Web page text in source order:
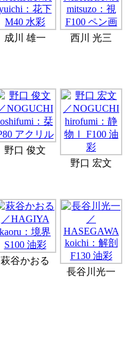
成川 雄一 西川 光三
野口 俊文
野口 宏文
萩谷かおる
長谷川光一